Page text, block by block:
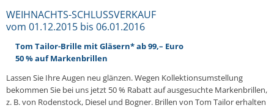
WEIHNACHTS-SCHLUSSVERKAUF
vom 01.12.2015 bis 06.01.2016
Tom Tailor-Brille mit Gläsern* ab 99,– Euro
50 % auf Markenbrillen
Lassen Sie Ihre Augen neu glänzen. Wegen Kollektionsumstellung
bekommen Sie bei uns jetzt 50 % Rabatt auf ausgesuchte Markenbrillen,
z. B. von Rodenstock, Diesel und Bogner. Brillen von Tom Tailor erhalten